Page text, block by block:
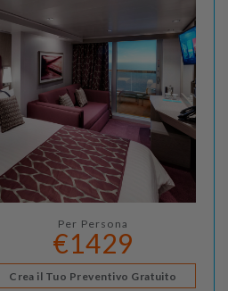
Per Persona
€1429
Crea il Tuo Preventivo Gratuito